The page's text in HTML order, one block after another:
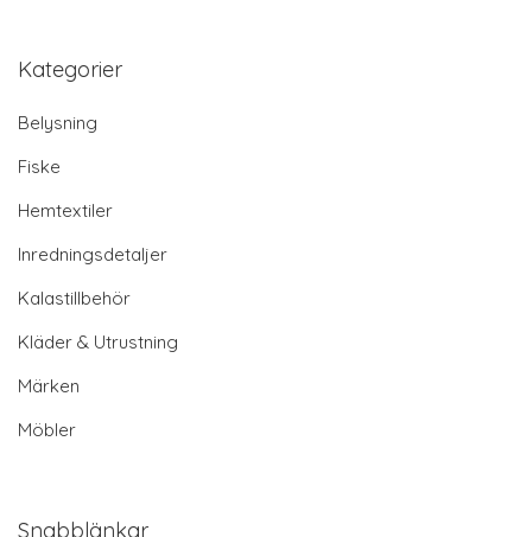
Kategorier
Belysning
Fiske
Hemtextiler
Inredningsdetaljer
Kalastillbehör
Kläder & Utrustning
Märken
Möbler
Snabblänkar